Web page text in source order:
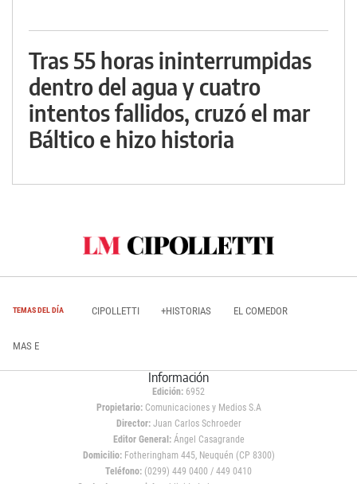
Tras 55 horas ininterrumpidas
dentro del agua y cuatro
intentos fallidos, cruzó el mar
Báltico e hizo historia
TEMAS DEL DÍA CIPOLLETTI +HISTORIAS EL COMEDOR
MAS E
Información
Edición: 6952
Propietario:Comunicaciones y Medios S.A
Director: Juan Carlos Schroeder
Editor General:Ángel Casagrande
Domicilio:Fotheringham 445, Neuquén (CP 8300)
Teléfono: (0299) 449 0400 / 449 0410